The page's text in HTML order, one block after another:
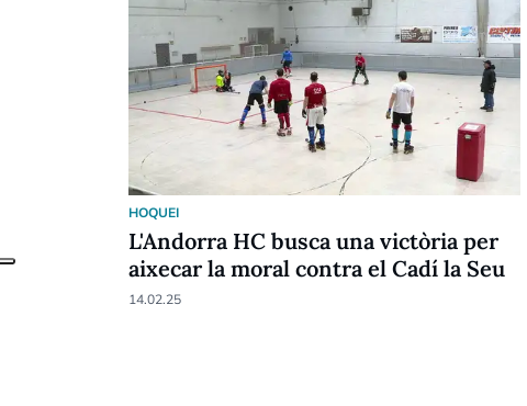
HOQUEI
L'Andorra HC busca una victòria per
aixecar la moral contra el Cadí la Seu
14.02.25